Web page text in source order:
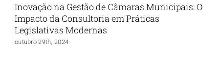
Inovação na Gestão de Câmaras Municipais: O
Impacto da Consultoria em Práticas
Legislativas Modernas
outubro 29th, 2024